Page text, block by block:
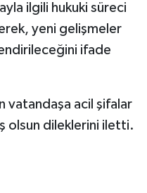
ilgili hukuki süreci
yeni gelişmeler
ifade
vatandaşa acil şifalar
olsun dileklerini iletti.